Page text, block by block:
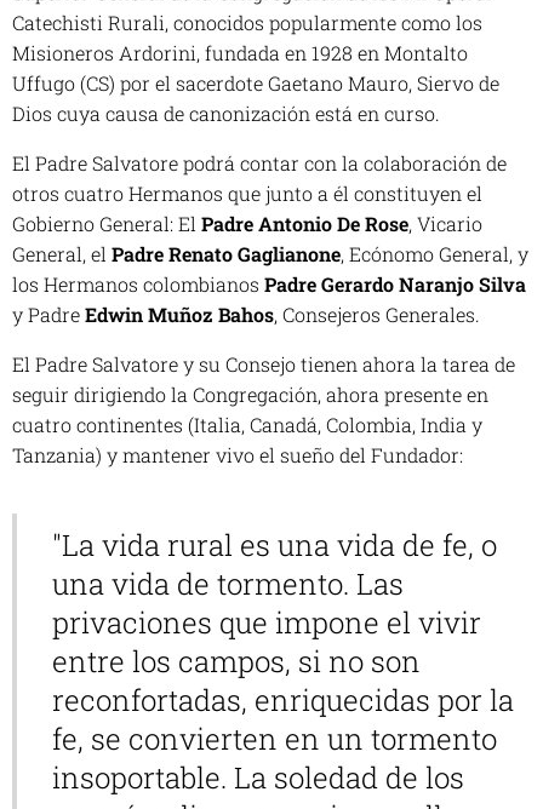
Catechisti Rurali, conocidos popularmente como los
Misioneros Ardorini, fundada en 1928 en Montalto
Uffugo (CS) por el sacerdote Gaetano Mauro, Siervo de
Dios cuya causa de canonización está en curso.
El Padre Salvatore podrá contar con la colaboración de
otros cuatro Hermanos que junto a él constituyen el
Gobierno General: El Padre Antonio De Rose, Vicario
General, el Padre Renato Gaglianone, Ecónomo General, y
los Hermanos colombianos Padre Gerardo Naranjo Silva
y PadreEdwin Muñoz Bahos, Consejeros Generales.
El Padre Salvatore y su Consejo tienen ahora la tarea de
seguir dirigiendo la Congregación, ahora presente en
cuatro continentes (Italia, Canadá, Colombia, India y
Tanzania) y mantener vivo el sueño del Fundador:
"La vida rural es una vida de fe, o
una vida de tormento. Las
privaciones que impone el vivir
entre los campos, si no son
reconfortadas, enriquecidas por la
fe, se convierten en un tormento
insoportable. La soledad de los